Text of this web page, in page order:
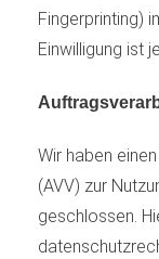
Fingerprinting)
Einwilligung ist
Wir haben
(AVV) zur
geschlossen.